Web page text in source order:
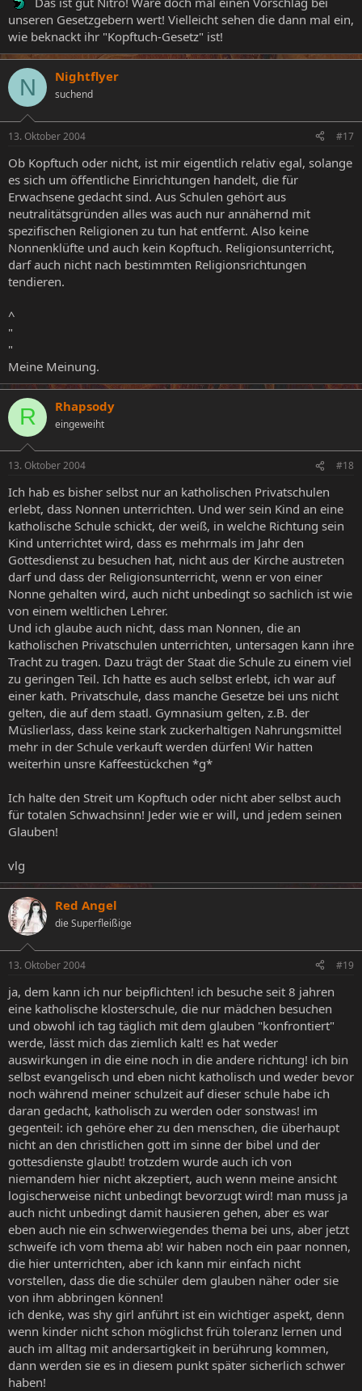
unseren Gesetzgebern wert! Vielleicht sehen die dann mal ein,
wie beknackt ihr "Kopftuch-Gesetz" ist!
N Nightflyer
suchend
13. Oktober 2004 #17
Ob Kopftuch oder nicht, ist mir eigentlich relativ egal, solange
es sich um öffentliche Einrichtungen handelt, die für
Erwachsene gedacht sind. Aus Schulen gehört aus
neutralitätsgründen alles was auch nur annähernd mit
spezifischen Religionen zu tun hat entfernt. Also keine
Nonnenklüfte und auch kein Kopftuch. Religionsunterricht,
darf auch nicht nach bestimmten Religionsrichtungen
tendieren.
^
"
"
Meine Meinung.
R Rhapsody
eingeweiht
13. Oktober 2004 #18
Ich hab es bisher selbst nur an katholischen Privatschulen
erlebt, dass Nonnen unterrichten. Und wer sein Kind an eine
katholische Schule schickt, der weiß, in welche Richtung sein
Kind unterrichtet wird, dass es mehrmals im Jahr den
Gottesdienst zu besuchen hat, nicht aus der Kirche austreten
darf und dass der Religionsunterricht, wenn er von einer
Nonne gehalten wird, auch nicht unbedingt so sachlich ist wie
von einem weltlichen Lehrer.
Und ich glaube auch nicht, dass man Nonnen, die an
katholischen Privatschulen unterrichten, untersagen kann ihre
Tracht zu tragen. Dazu trägt der Staat die Schule zu einem viel
zu geringen Teil. Ich hatte es auch selbst erlebt, ich war auf
einer kath. Privatschule, dass manche Gesetze bei uns nicht
gelten, die auf dem staatl. Gymnasium gelten, z.B. der
Müslierlass, dass keine stark zuckerhaltigen Nahrungsmittel
mehr in der Schule verkauft werden dürfen! Wir hatten
weiterhin unsre Kaffeestückchen *g*
Ich halte den Streit um Kopftuch oder nicht aber selbst auch
für totalen Schwachsinn! Jeder wie er will, und jedem seinen
Glauben!
vlg
Red Angel
die Superfleißige
13. Oktober 2004 #19
ja, dem kann ich nur beipflichten! ich besuche seit 8 jahren
eine katholische klosterschule, die nur mädchen besuchen
und obwohl ich tag täglich mit dem glauben "konfrontiert"
werde, lässt mich das ziemlich kalt! es hat weder
auswirkungen in die eine noch in die andere richtung! ich bin
selbst evangelisch und eben nicht katholisch und weder bevor
noch während meiner schulzeit auf dieser schule habe ich
daran gedacht, katholisch zu werden oder sonstwas! im
gegenteil: ich gehöre eher zu den menschen, die überhaupt
nicht an den christlichen gott im sinne der bibel und der
gottesdienste glaubt! trotzdem wurde auch ich von
niemandem hier nicht akzeptiert, auch wenn meine ansicht
logischerweise nicht unbedingt bevorzugt wird! man muss ja
auch nicht unbedingt damit hausieren gehen, aber es war
eben auch nie ein schwerwiegendes thema bei uns, aber jetzt
schweife ich vom thema ab! wir haben noch ein paar nonnen,
die hier unterrichten, aber ich kann mir einfach nicht
vorstellen, dass die die schüler dem glauben näher oder sie
von ihm abbringen können!
ich denke, was shy girl anführt ist ein wichtiger aspekt, denn
wenn kinder nicht schon möglichst früh toleranz lernen und
auch im alltag mit andersartigkeit in berührung kommen,
dann werden sie es in diesem punkt später sicherlich schwer
haben!